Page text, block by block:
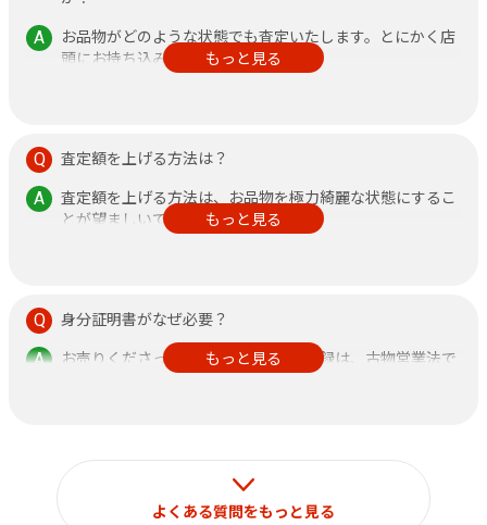
お品物がどのような状態でも査定いたします。とにかく店
頭にお持ち込みください。
その他、不安なことがありましたら何なりと店頭にお申し
もっと見る
査定額を上げる方法は？
査定額を上げる方法は、お品物を極力綺麗な状態にするこ
とが望ましいです。
また、鑑定書がある方が査定額アップに繋がりますので、
もっと見る
身分証明書がなぜ必要？
お売りくださった方の身分証明書の記録は、古物営業法で
定められておりますのでご了承ください。
もっと見る
よくある質問をもっと見る